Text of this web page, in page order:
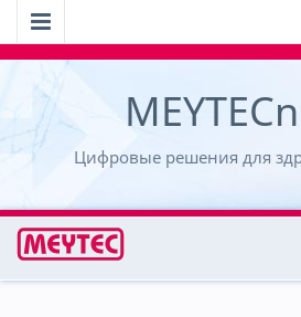
Цифровые решения для